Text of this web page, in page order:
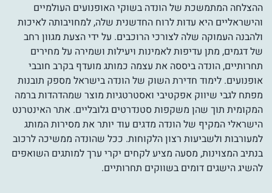
ההצלחה המתמשכת של הונדה בשוקי האופנועים העולמיים
והישראליים היא עדות לרוח החדשנית שלה, למחויבותה לאיכות
ולהבנה העמוקה שלה לצורכי הרוכבים. על ידי הצעת מגוון רחב
של דגמים, מתן עדיפות לאמינות ויעילות ושמירה על מחירים
תחרותיים, הונדה ביססה את עצמה כמותג מועדף בקרב חובבי
אופנועים. לימוד חדירת השוק של הונדה בישראל מספק תובנות
מפתח לגבי שיווק אפקטיבי ואסטרטגיות מוצר שמהדהדות ברמה
המקומית תוך שהן משקפות סטנדרטים גלובליים. אתר האינטרנט
הישראלי המקיף של הונדה מדגים עוד יותר את מסירות המותג
למעורבות ולשביעות רצון הלקוחות. ככל שהונדה ממשיכה לרכוב
בנתיב המצוינות, מסעה מציע לקחים יקרי ערך למותגים השואפים
להשיג הישגים דומים בשווקים תחרותיים.